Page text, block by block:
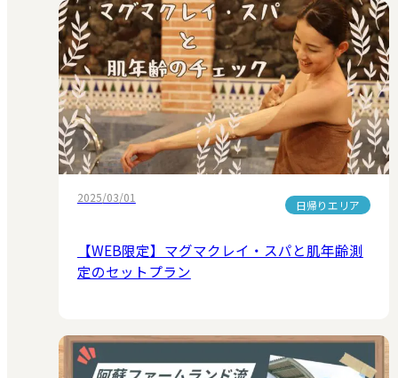
2025/03/01
日帰りエリア
【WEB限定】マグマクレイ・スパと肌年齢測
定のセットプラン